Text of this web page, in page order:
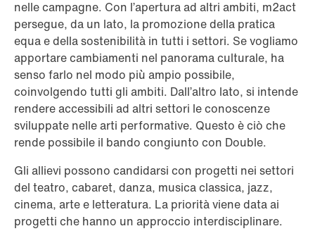
nelle campagne. Con l’apertura ad altri ambiti, m2act
persegue, da un lato, la promozione della pratica
equa e della sostenibilità in tutti i settori. Se vogliamo
apportare cambiamenti nel panorama culturale, ha
senso farlo nel modo più ampio possibile,
coinvolgendo tutti gli ambiti. Dall’altro lato, si intende
rendere accessibili ad altri settori le conoscenze
sviluppate nelle arti performative. Questo è ciò che
rende possibile il bando congiunto con Double.
Gli allievi possono candidarsi con progetti nei settori
del teatro, cabaret, danza, musica classica, jazz,
cinema, arte e letteratura. La priorità viene data ai
progetti che hanno un approccio interdisciplinare.